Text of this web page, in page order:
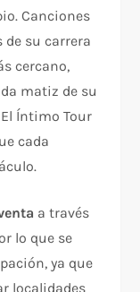
Canciones
su carrera
cercano,
matiz de su
Íntimo Tour
cada
a través
lo que se
ya que
localidades